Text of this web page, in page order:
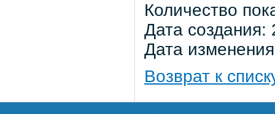
Количество
Дата
Дата
Возврат к